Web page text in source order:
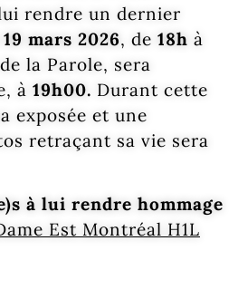
rendre un dernier
mars 2026, de 18h à
de la Parole, sera
à 19h00. Durant cette
exposée et une
retraçant sa vie sera
à lui rendre hommage
Est Montréal H1L